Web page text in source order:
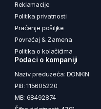
Reklamacije
Politika privatnosti
Praćenje pošiljke
Povraćaj & Zamena
Politika o kolačićima
Podaci o kompaniji
Naziv preduzeća: DONKIN
PIB: 115605220
MB: 68492874